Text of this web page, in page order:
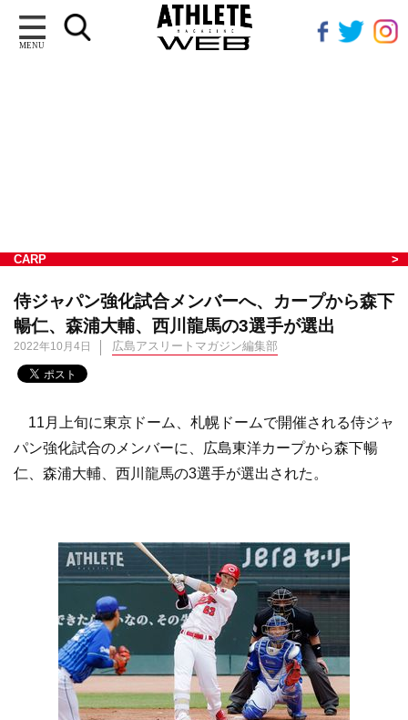
MENU
CARP
侍ジャパン強化試合メンバーへ、カープから森下
暢仁、森浦大輔、西川龍馬の3選手が選出
2022年10月4日 広島アスリートマガジン編集部
11月上旬に東京ドーム、札幌ドームで開催される侍ジャ
パン強化試合のメンバーに、広島東洋カープから森下暢
仁、森浦大輔、西川龍馬の3選手が選出された。